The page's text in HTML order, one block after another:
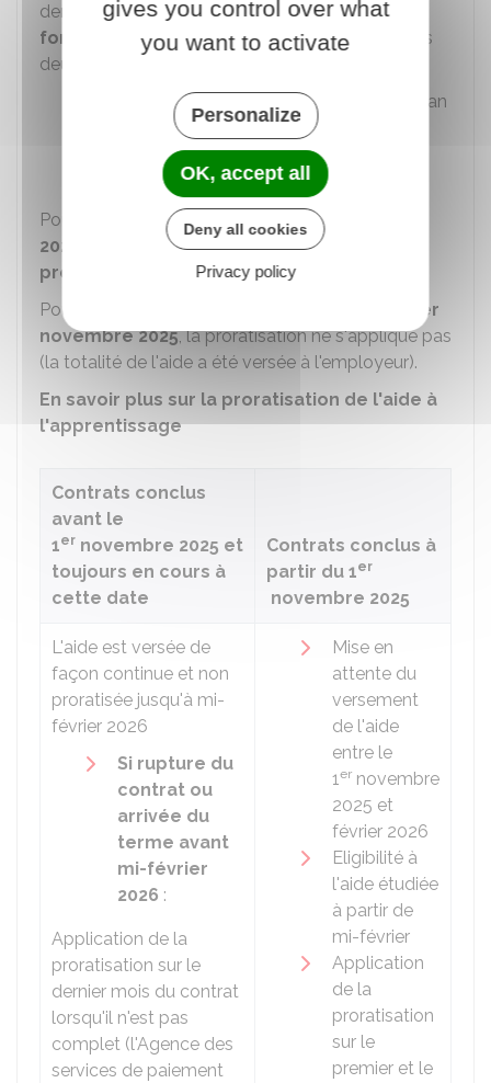
dernier mois du contrat estproratisé en
fonction du nombre de jours effectués
dans
deux situations :
Si la durée du contrat est inférieure à un an
Si le contrat est rompu avant la date
anniversaire du contrat.
Pour les contrats en cours au 1 ernovembre
2025
, la proratisation ne s'applique pas
premier mois
du contrat.
Pour les
contrats arrivés à terme avant le 1er
novembre 2025, la proratisation ne s'applique pas
(la totalité de l'aide a été versée à l'employeur).
En savoir plus sur la proratisation de l'aide à
l'apprentissage
Contrats conclus
avant le
1er novembre 2025 et
toujours en cours à
cette date
Contrats conclus à
partir du 1er
novembre 2025
L'aide est versée de
façon continue et non
proratisée jusqu'à mi-
février 2026
Si rupture du
contrat ou
arrivée du
terme avant
mi-février
2026 :
Application de la
proratisation sur le
dernier mois du contrat
lorsqu'il n'est pas
complet (l'Agence des
services de paiement
Mise en
attente du
versement
de l'aide
entre le
1er novembre
2025 et
février 2026
Eligibilité à
l'aide étudiée
à partir de
mi-février
Application
de la
proratisation
sur le
premier et le
gives you control over what
you want to activate
Personalize
OK, accept all
Deny all cookies
Privacy policy